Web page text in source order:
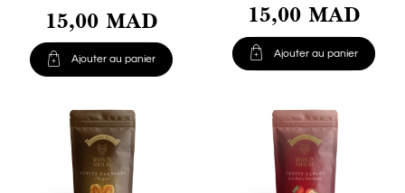
15,00 MAD
 Ajouter au panier
15,00 MAD
 Ajouter au panier